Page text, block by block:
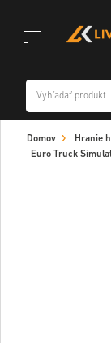
navigation
Domov Hranie
Euro Truck